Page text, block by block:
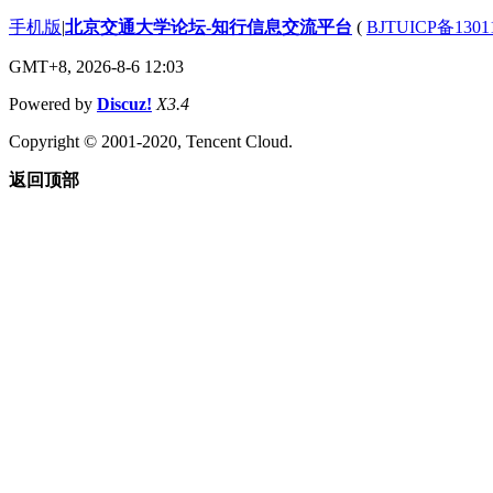
手机版|北京交通大学论坛-知行信息交流平台 ( BJTUICP备
GMT+8, 2026-8-6 12:03
Powered by Discuz! X3.4
Copyright © 2001-2020, Tencent Cloud.
返回顶部